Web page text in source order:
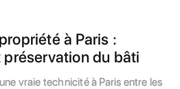
à Paris :
du bâti
vraie technicité à Paris entre les